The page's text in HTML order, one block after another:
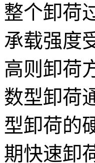
性，利用
型、直线
研究.结
型卸荷的
整个卸荷